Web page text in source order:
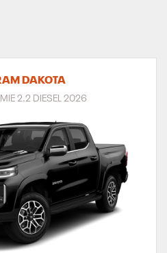
DAKOTA
2.2 DIESEL 2026